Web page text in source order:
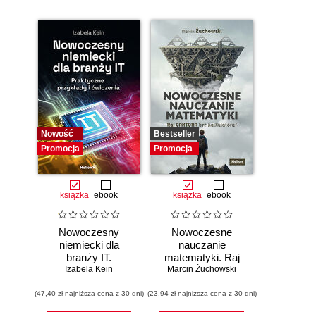
Nowość
Promocja
książka ebook
Nowoczesny
niemiecki dla
branży IT.
Praktyczne
ćwiczenia
Izabela Kein
(47,40 zł najniższa cena z 30 dni)
Bestseller
Promocja
książka ebook
Nowoczesne
nauczanie
matematyki. Raj
Cantora bez
Marcin Żuchowski
(23,94 zł najniższa cena z 30 dni)